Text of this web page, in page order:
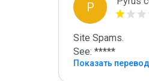
P
Site Spams.
See: *****
Показать перевод